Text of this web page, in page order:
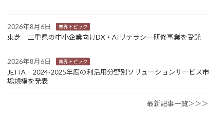
2026年8月6日 業界トピック
東芝 三重県の中小企業向けDX・AIリテラシー研修事業を受託
2026年8月6日 業界トピック
JEITA 2024-2025年度の利活用分野別ソリューションサービス市
場規模を発表
最新記事一覧＞＞＞